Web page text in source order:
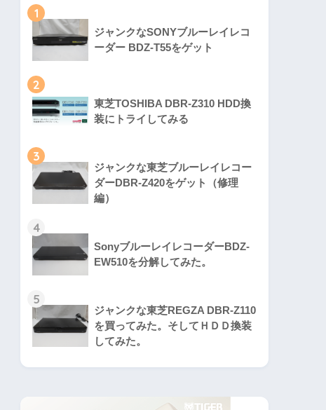
1
ジャンクなSONYブルーレイレコ
ーダー BDZ-T55をゲット
2
東芝TOSHIBA DBR-Z310 HDD換
装にトライしてみる
3
ジャンクな東芝ブルーレイレコー
ダーDBR-Z420をゲット（修理
編）
4
SonyブルーレイレコーダーBDZ-
EW510を分解してみた。
5
ジャンクな東芝REGZA DBR-Z110
を買ってみた。そしてＨＤＤ換装
してみた。